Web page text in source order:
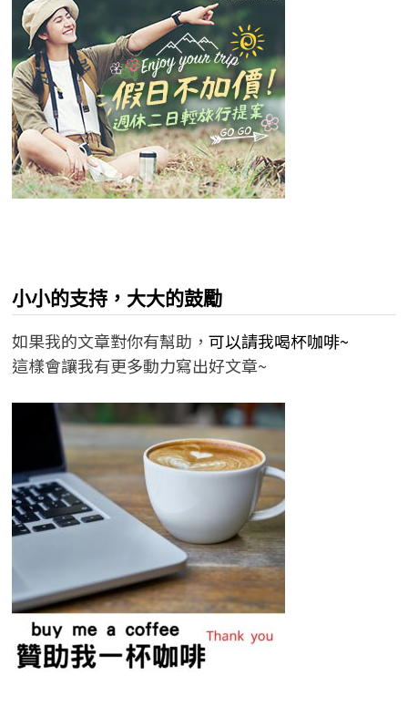
小小的支持，大大的鼓勵
如果我的文章對你有幫助， 可以請我喝杯咖啡~
這樣會讓我有更多動力寫出好文章~